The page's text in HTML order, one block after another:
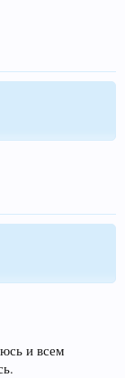
и всем